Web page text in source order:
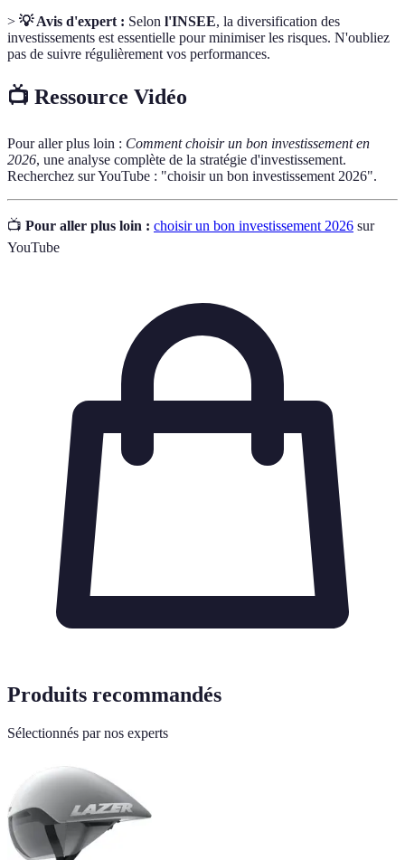
> 💡 Avis d'expert : Selon l'INSEE, la diversification des
investissements est essentielle pour minimiser les risques. N'oubliez
pas de suivre régulièrement vos performances.
📺 Ressource Vidéo
Pour aller plus loin : Comment choisir un bon investissement en
2026, une analyse complète de la stratégie d'investissement.
Recherchez sur YouTube : "choisir un bon investissement 2026".
📺 Pour aller plus loin : choisir un bon investissement 2026 sur
YouTube
Produits recommandés
Sélectionnés par nos experts